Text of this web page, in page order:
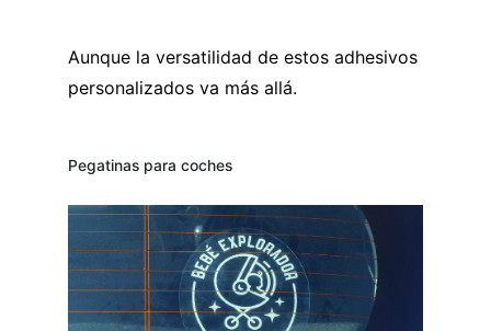
Aunque la versatilidad de estos adhesivos
personalizados va más allá.
Pegatinas para coches